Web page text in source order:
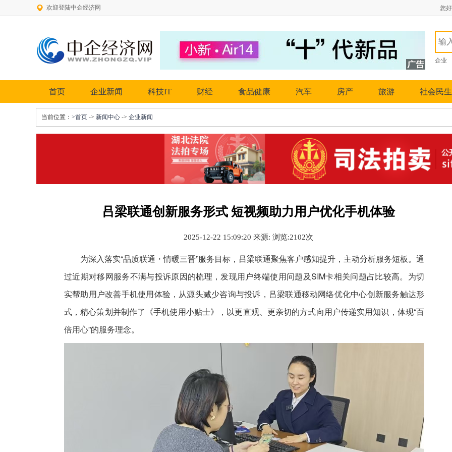
欢迎登陆中企经济网 您
企业
首页 企业新闻 科技IT 财经 食品健康 汽车 房产 旅游 社会民生
当前位置： >首页 -> 新闻中心 -> 企业新闻
吕梁联通创新服务形式 短视频助力用户优化手机体验
2025-12-22 15:09:20 来源: 浏览:2102次
为深入落实“品质联通・情暖三晋”服务目标，吕梁联通聚焦客户感知提升，主动分析服务短板。通
过近期对移网服务不满与投诉原因的梳理，发现用户终端使用问题及SIM卡相关问题占比较高。为切
实帮助用户改善手机使用体验，从源头减少咨询与投诉，吕梁联通移动网络优化中心创新服务触达形
式，精心策划并制作了《手机使用小贴士》，以更直观、更亲切的方式向用户传递实用知识，体现“百
倍用心”的服务理念。